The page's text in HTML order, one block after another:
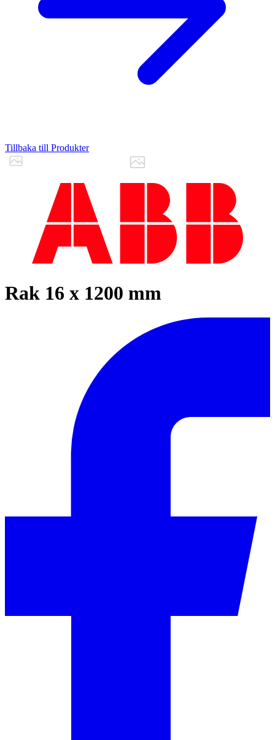
Tillbaka till Produkter
Rak 16 x 1200 mm